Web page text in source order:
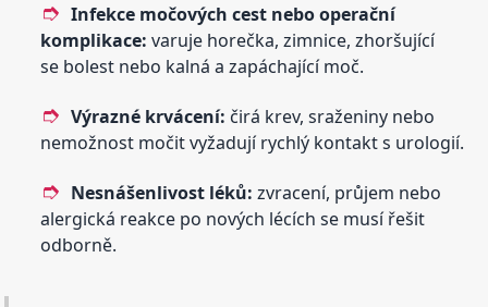
Infekce močových cest nebo operační
komplikace: varuje horečka, zimnice, zhoršující
se bolest nebo kalná a zapáchající moč.
Výrazné krvácení: čirá krev, sraženiny nebo
nemožnost močit vyžadují rychlý kontakt s urologií.
Nesnášenlivost léků: zvracení, průjem nebo
alergická reakce po nových lécích se musí řešit
odborně.